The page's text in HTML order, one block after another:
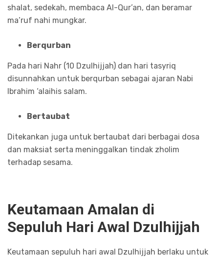
shalat, sedekah, membaca Al-Qur’an, dan beramar
ma’ruf nahi mungkar.
Berqurban
Pada hari Nahr (10 Dzulhijjah) dan hari tasyriq
disunnahkan untuk berqurban sebagai ajaran Nabi
Ibrahim ‘alaihis salam.
Bertaubat
Ditekankan juga untuk bertaubat dari berbagai dosa
dan maksiat serta meninggalkan tindak zholim
terhadap sesama.
Keutamaan Amalan di
Sepuluh Hari Awal Dzulhijjah
Keutamaan sepuluh hari awal Dzulhijjah berlaku untuk